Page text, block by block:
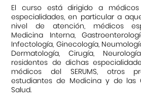
El curso está dirigido a
especialidades, en particular a
nivel de atención, médicos
Medicina Interna,
Infectología, Ginecología,
Dermatología, Cirugía,
residentes de dichas
médicos del SERUMS, otros
estudiantes de Medicina y de las
Salud.